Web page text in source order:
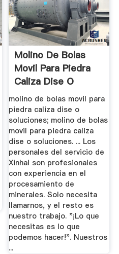
Molino De Bolas
Movil Para Piedra
Caliza Dise O
Soluciones
molino de bolas movil para
piedra caliza dise o
soluciones; molino de bolas
movil para piedra caliza
dise o soluciones. ... Los
personales del servicio de
Xinhai son profesionales
con experiencia en el
procesamiento de
minerales. Solo necesita
llamarnos, y el resto es
nuestro trabajo. "¡Lo que
necesitas es lo que
podemos hacer!". Nuestros
...